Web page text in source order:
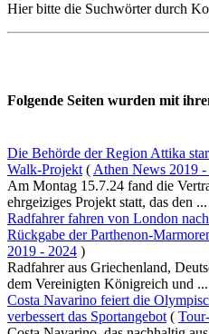
Hier bitte die Suchwörter durch
Folgende Seiten wurden mit
Die Behörde der Region Attika
Walk-Projekt ( Athen News 2019 -
Am Montag 15.7.24 fand die
ehrgeiziges Projekt statt, das den ...
Radfahrer fahren von London
Rückgabe der Parthenon-
2019 - 2024 )
Radfahrer aus Griechenland,
dem Vereinigten Königreich und ...
Costa Navarino feiert die
verbessert das Sportangebot (